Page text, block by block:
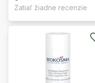
Zatiaľ žiadne recenzie